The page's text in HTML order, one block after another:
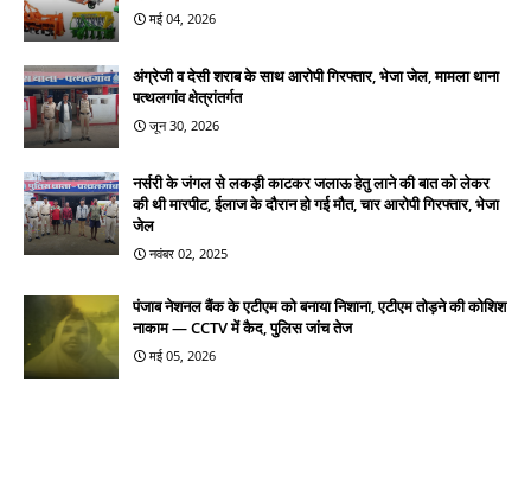
मई 04, 2026
अंग्रेजी व देसी शराब के साथ आरोपी गिरफ्तार, भेजा जेल, मामला थाना
पत्थलगांव क्षेत्रांतर्गत
जून 30, 2026
नर्सरी के जंगल से लकड़ी काटकर जलाऊ हेतु लाने की बात को लेकर
की थी मारपीट, ईलाज के दौरान हो गई मौत, चार आरोपी गिरफ्तार, भेजा
जेल
नवंबर 02, 2025
पंजाब नेशनल बैंक के एटीएम को बनाया निशाना, एटीएम तोड़ने की कोशिश
नाकाम — CCTV में कैद, पुलिस जांच तेज
मई 05, 2026